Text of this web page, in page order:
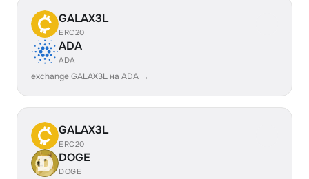
GALAX3L
ERC20
ADA
ADA
exchange GALAX3L на ADA →
GALAX3L
ERC20
DOGE
DOGE